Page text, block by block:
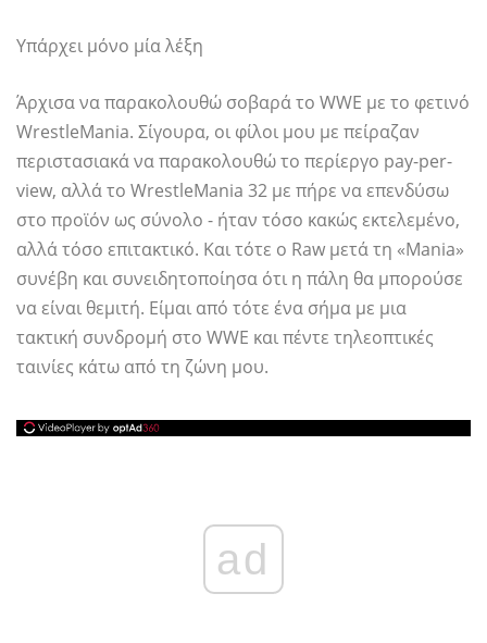
Υπάρχει μόνο μία λέξη
Άρχισα να παρακολουθώ σοβαρά το WWE με το φετινό
WrestleMania. Σίγουρα, οι φίλοι μου με πείραζαν
περιστασιακά να παρακολουθώ το περίεργο pay-per-
view, αλλά το WrestleMania 32 με πήρε να επενδύσω
στο προϊόν ως σύνολο - ήταν τόσο κακώς εκτελεμένο,
αλλά τόσο επιτακτικό. Και τότε ο Raw μετά τη «Mania»
συνέβη και συνειδητοποίησα ότι η πάλη θα μπορούσε
να είναι θεμιτή. Είμαι από τότε ένα σήμα με μια
τακτική συνδρομή στο WWE και πέντε τηλεοπτικές
ταινίες κάτω από τη ζώνη μου.
ad